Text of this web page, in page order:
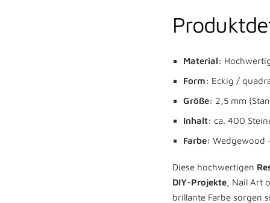
Material:
Form: Eckig /
Größe: 2,5 mm
Inhalt: ca. 400
Farbe: Wedgewood
Diese hochwertigen
DIY-Projekte, Nail Art
brillante Farbe sorgen